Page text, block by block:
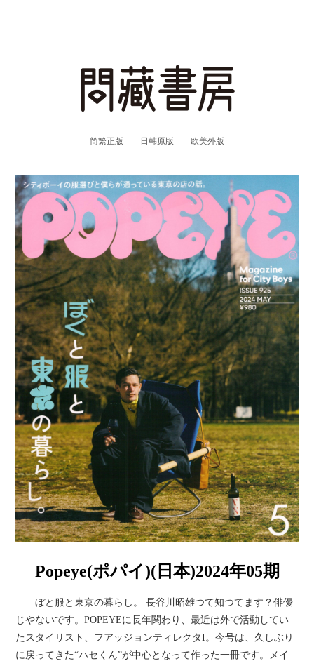
简繁正版 日韩原版 欧美外版
Popeye(ポパイ)(日本)2024年05期
ぼと服と東京の暮らし。 長谷川昭雄つて知つてます？俳優
じやないです。POPEYEに長年関わり、最近は外で活動してい
たスタイリスト、フアッジョンティレクタI。今号は、久しぶり
に戻ってきた“ハセくん”が中心となって作った一冊です。メイ